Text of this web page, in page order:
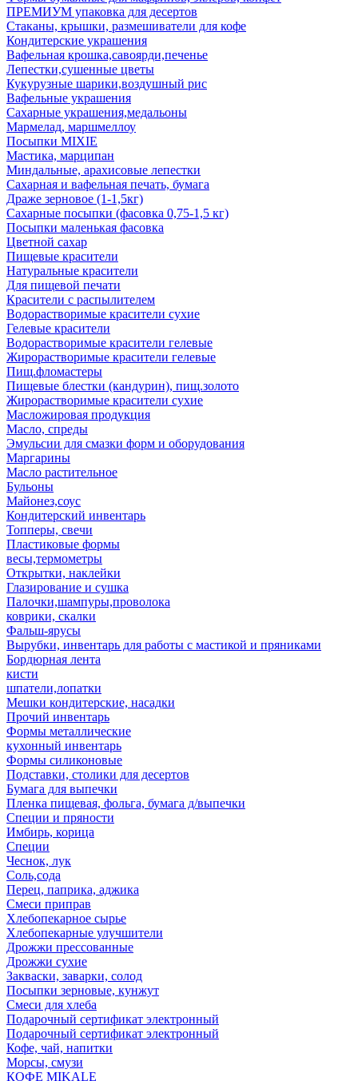
ПРЕМИУМ упаковка для десертов
Стаканы, крышки, размешиватели для кофе
Кондитерские украшения
Вафельная крошка,савоярди,печенье
Лепестки,сушенные цветы
Кукурузные шарики,воздушный рис
Вафельные украшения
Сахарные украшения,медальоны
Мармелад, маршмеллоу
Посыпки MIXIE
Мастика, марципан
Миндальные, арахисовые лепестки
Сахарная и вафельная печать, бумага
Драже зерновое (1-1,5кг)
Сахарные посыпки (фасовка 0,75-1,5 кг)
Посыпки маленькая фасовка
Цветной сахар
Пищевые красители
Натуральные красители
Для пищевой печати
Красители с распылителем
Водорастворимые красители сухие
Гелевые красители
Водорастворимые красители гелевые
Жирорастворимые красители гелевые
Пищ.фломастеры
Пищевые блестки (кандурин), пищ.золото
Жирорастворимые красители сухие
Масложировая продукция
Масло, спреды
Эмульсии для смазки форм и оборудования
Маргарины
Масло растительное
Бульоны
Майонез,соус
Кондитерский инвентарь
Топперы, свечи
Пластиковые формы
весы,термометры
Открытки, наклейки
Глазирование и сушка
Палочки,шампуры,проволока
коврики, скалки
Фальш-ярусы
Вырубки, инвентарь для работы с мастикой и пряниками
Бордюрная лента
кисти
шпатели,лопатки
Мешки кондитерские, насадки
Прочий инвентарь
Формы металлические
кухонный инвентарь
Формы силиконовые
Подставки, столики для десертов
Бумага для выпечки
Пленка пищевая, фольга, бумага д/выпечки
Специи и пряности
Имбирь, корица
Специи
Чеснок, лук
Соль,сода
Перец, паприка, аджика
Смеси приправ
Хлебопекарное сырье
Хлебопекарные улучшители
Дрожжи прессованные
Дрожжи сухие
Закваски, заварки, солод
Посыпки зерновые, кунжут
Смеси для хлеба
Подарочный сертификат электронный
Подарочный сертификат электронный
Кофе, чай, напитки
Морсы, смузи
КОФЕ MIKALE